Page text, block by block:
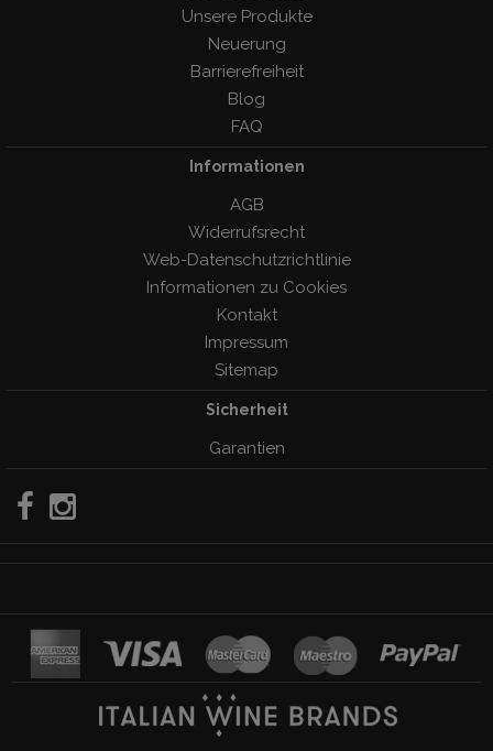
Unsere Produkte
Neuerung
Barrierefreiheit
Blog
FAQ
Informationen
AGB
Widerrufsrecht
Web-Datenschutzrichtlinie
Informationen zu Cookies
Kontakt
Impressum
Sitemap
Sicherheit
Garantien